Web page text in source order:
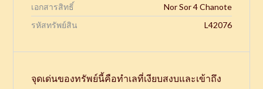
เอกสารสิทธิ์
Nor Sor 4 Chanote
รหัสทรัพย์สิน
L42076
จุดเด่นของทรัพย์นี้คือทำเลที่เงียบสงบและเข้าถึง